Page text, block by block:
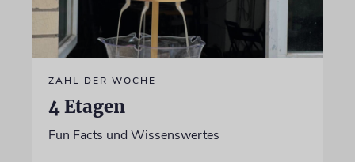
ZAHL DER WOCHE
4 Etagen
Fun Facts und Wissenswertes